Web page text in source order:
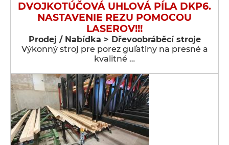
DVOJKOTÚČOVÁ UHLOVÁ PÍLA DKP6.
NASTAVENIE REZU POMOCOU
LASEROV!!!
Prodej / Nabídka > Dřevoobráběcí stroje
Výkonný stroj pre porez guľatiny na presné a
kvalitné …